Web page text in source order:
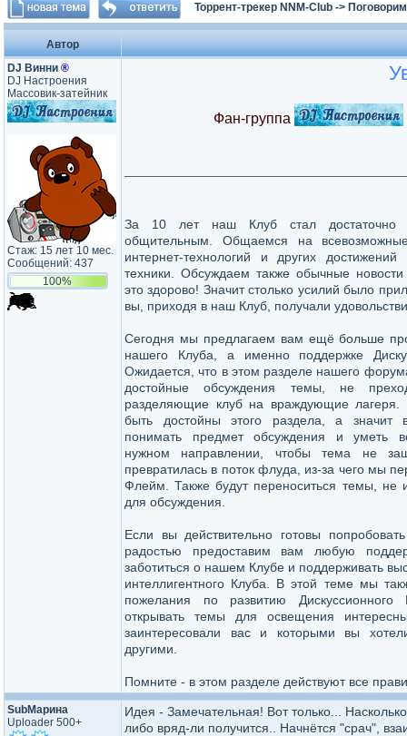
Торрент-трекер NNM-Club -> Поговорим
Автор
DJ Винни ®
DJ Настроения
Массовик-затейник
Стаж: 15 лет 10 мес.
Сообщений: 437
100%
Фан-группа
За 10 лет наш Клуб стал достаточно
общительным. Общаемся на
интернет-технологий и других
техники. Обсуждаем также обычные
это здорово! Значит столько усилий было
вы, приходя в наш Клуб, получали
Сегодня мы предлагаем вам ещё больше
нашего Клуба, а именно поддержке
Ожидается, что в этом разделе нашего
достойные обсуждения темы, не
разделяющие клуб на враждующие
быть достойны этого раздела, а
понимать предмет обсуждения и уметь
нужном направлении, чтобы тема не
превратилась в поток флуда, из-за чего мы
Флейм. Также будут переноситься темы, не
для обсуждения.
Если вы действительно готовы
радостью предоставим вам любую
заботиться о нашем Клубе и поддерживать
интеллигентного Клуба. В этой теме мы
пожелания по развитию
открывать темы для освещения
заинтересовали вас и которыми вы
другими.
Помните - в этом разделе действуют все
SubМарина
Uploader 500+
Идея - Замечательная! Вот только...
либо вряд-ли получится.. Начнётся "срач",